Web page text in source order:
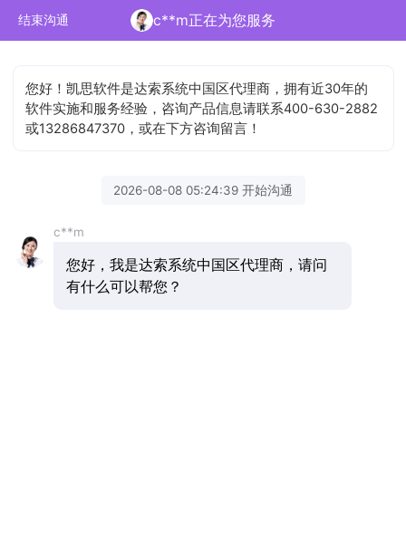
结束沟通 c**m正在为您服务
您好！凯思软件是达索系统中国区代理商，拥有近30年的
软件实施和服务经验，咨询产品信息请联系400-630-2882
或13286847370，或在下方咨询留言！
2026-08-08 05:24:39 开始沟通
c**m
您好，我是达索系统中国区代理商，请问
有什么可以帮您？